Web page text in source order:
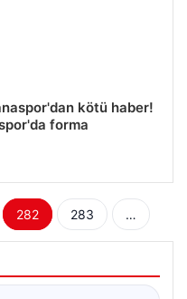
kötü haber!
forma
282 283
…